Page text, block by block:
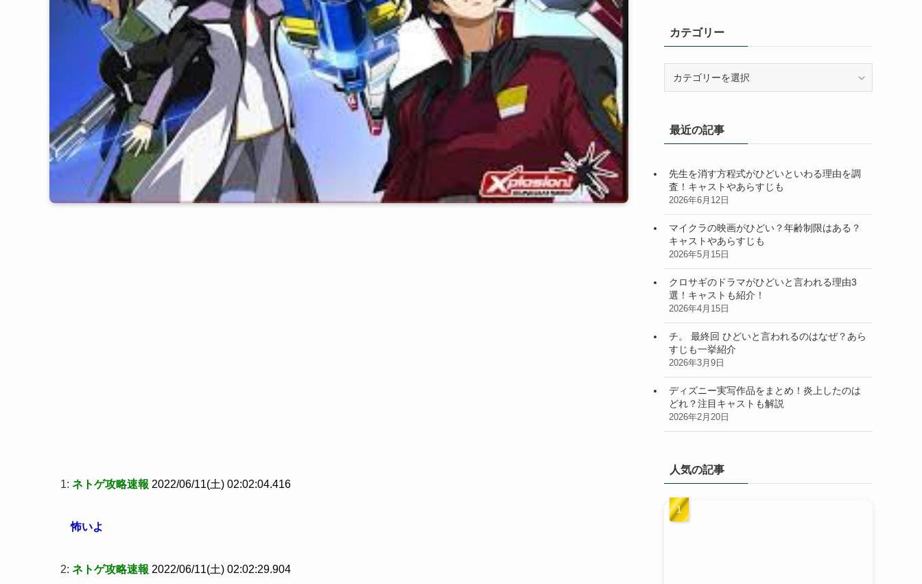
1: ネトゲ攻略速報 2022/06/11(土) 02:02:04.416
怖いよ
2: ネトゲ攻略速報 2022/06/11(土) 02:02:29.904
カテゴリー
ー最近の記事
先生を消す方程式がひどいといわる理由を調
査！キャストやあらすじも
2026年6月12日
マイクラの映画がひどい？年齢制限はある？
キャストやあらすじも
2026年5月15日
クロサギのドラマがひどいと言われる理由3
選！キャストも紹介！
2026年4月15日
チ。 最終回 ひどいと言われるのはなぜ？あら
すじも一挙紹介
2026年3月9日
ディズニー実写作品をまとめ！炎上したのは
どれ？注目キャストも解説
2026年2月20日
人気の記事